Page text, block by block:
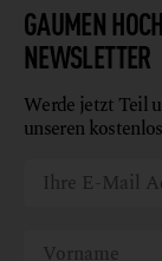
GAUMEN HOCH
NEWSLETTER
Werde jetzt Teil
unseren